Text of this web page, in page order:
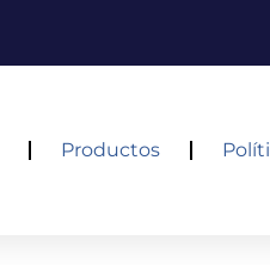
Productos